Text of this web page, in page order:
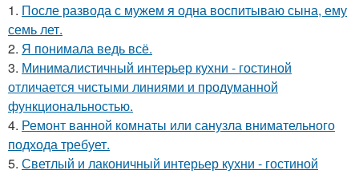
1. После развода с мужем я одна воспитываю сына, ему
семь лет.
2. Я понимала ведь всё.
3. Минималистичный интерьер кухни - гостиной
отличается чистыми линиями и продуманной
функциональностью.
4. Ремонт ванной комнаты или санузла внимательного
подхода требует.
5. Светлый и лаконичный интерьер кухни - гостиной